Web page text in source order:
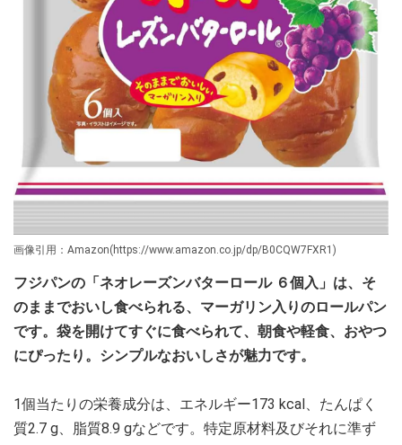
画像引用：Amazon(https://www.amazon.co.jp/dp/B0CQW7FXR1)
フジパンの「ネオレーズンバターロール ６個入」は、そ
のままでおいし食べられる、マーガリン入りのロールパン
です。袋を開けてすぐに食べられて、朝食や軽食、おやつ
にぴったり。シンプルなおいしさが魅力です。
1個当たりの栄養成分は、エネルギー173 kcal、たんぱく
質2.7 g、脂質8.9 gなどです。特定原材料及びそれに準ず